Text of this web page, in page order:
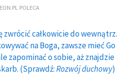
POLECA
zwrócić całkowicie do wewnątrz.
na Boga, zawsze mieć Go
zapominać o sobie, aż znajdzie
(Sprawdź:Rozwój duchowy)